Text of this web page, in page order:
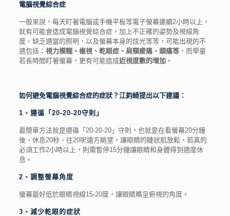
電腦視覺綜合症
一般來說，每天盯著電腦或手機平板等電子螢幕連續2小時以上，
就有可能會造成電腦視覺綜合症，加上不正確的姿勢及視線角
度、缺乏適當的照明，以及螢幕本身的炫光等等，可能出現的不
適包括： 視力模糊、複視、乾眼症、肩頸痠痛、頭痛等，而學童
若長時間盯著螢幕，更有可能造成近視度數的增加。
如何避免電腦視覺綜合症的症狀？江鈞綺提出以下建議：
1、遵循「20-20-20守則」
最簡單方法就是遵循「20-20-20」守則，也就是在看螢幕20分鐘
後、休息20秒、往20呎遠方眺望，讓眼睛的睫狀肌放鬆，若真的
必須工作2小時以上，則需暫停15分鐘讓眼睛和身體得到適度休
息。
2、調整螢幕角度
螢幕最好低於眼睛視線15-20度，讓眼睛略呈俯視的角度。
3、減少乾眼的症狀